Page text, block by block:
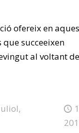
ofereix en
que succeeixen
al voltant